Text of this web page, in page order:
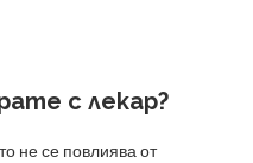
с лекар?
не се повлиява от